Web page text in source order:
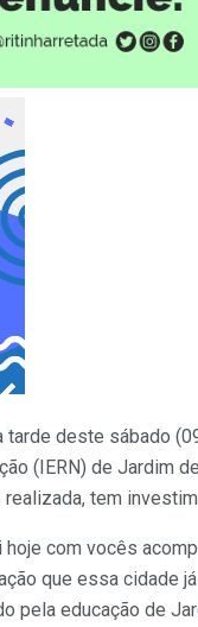
deste sábado
(IERN) de Jardim
tem
com vocês
que essa cidade
pela educação de